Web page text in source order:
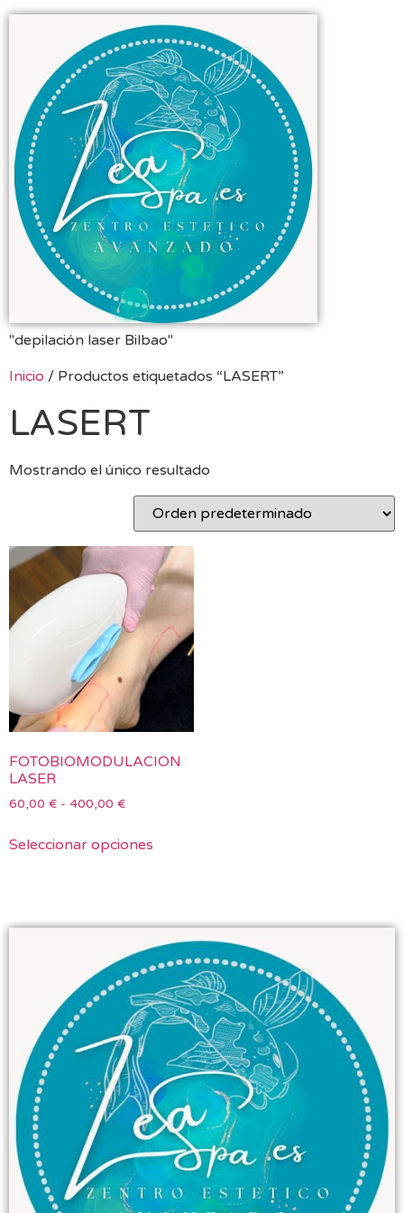
"depilación laser Bilbao"
Inicio / Productos etiquetados “LASERT”
LASERT
Mostrando el único resultado
FOTOBIOMODULACION
LASER
60,00 € - 400,00 €
Seleccionar opciones